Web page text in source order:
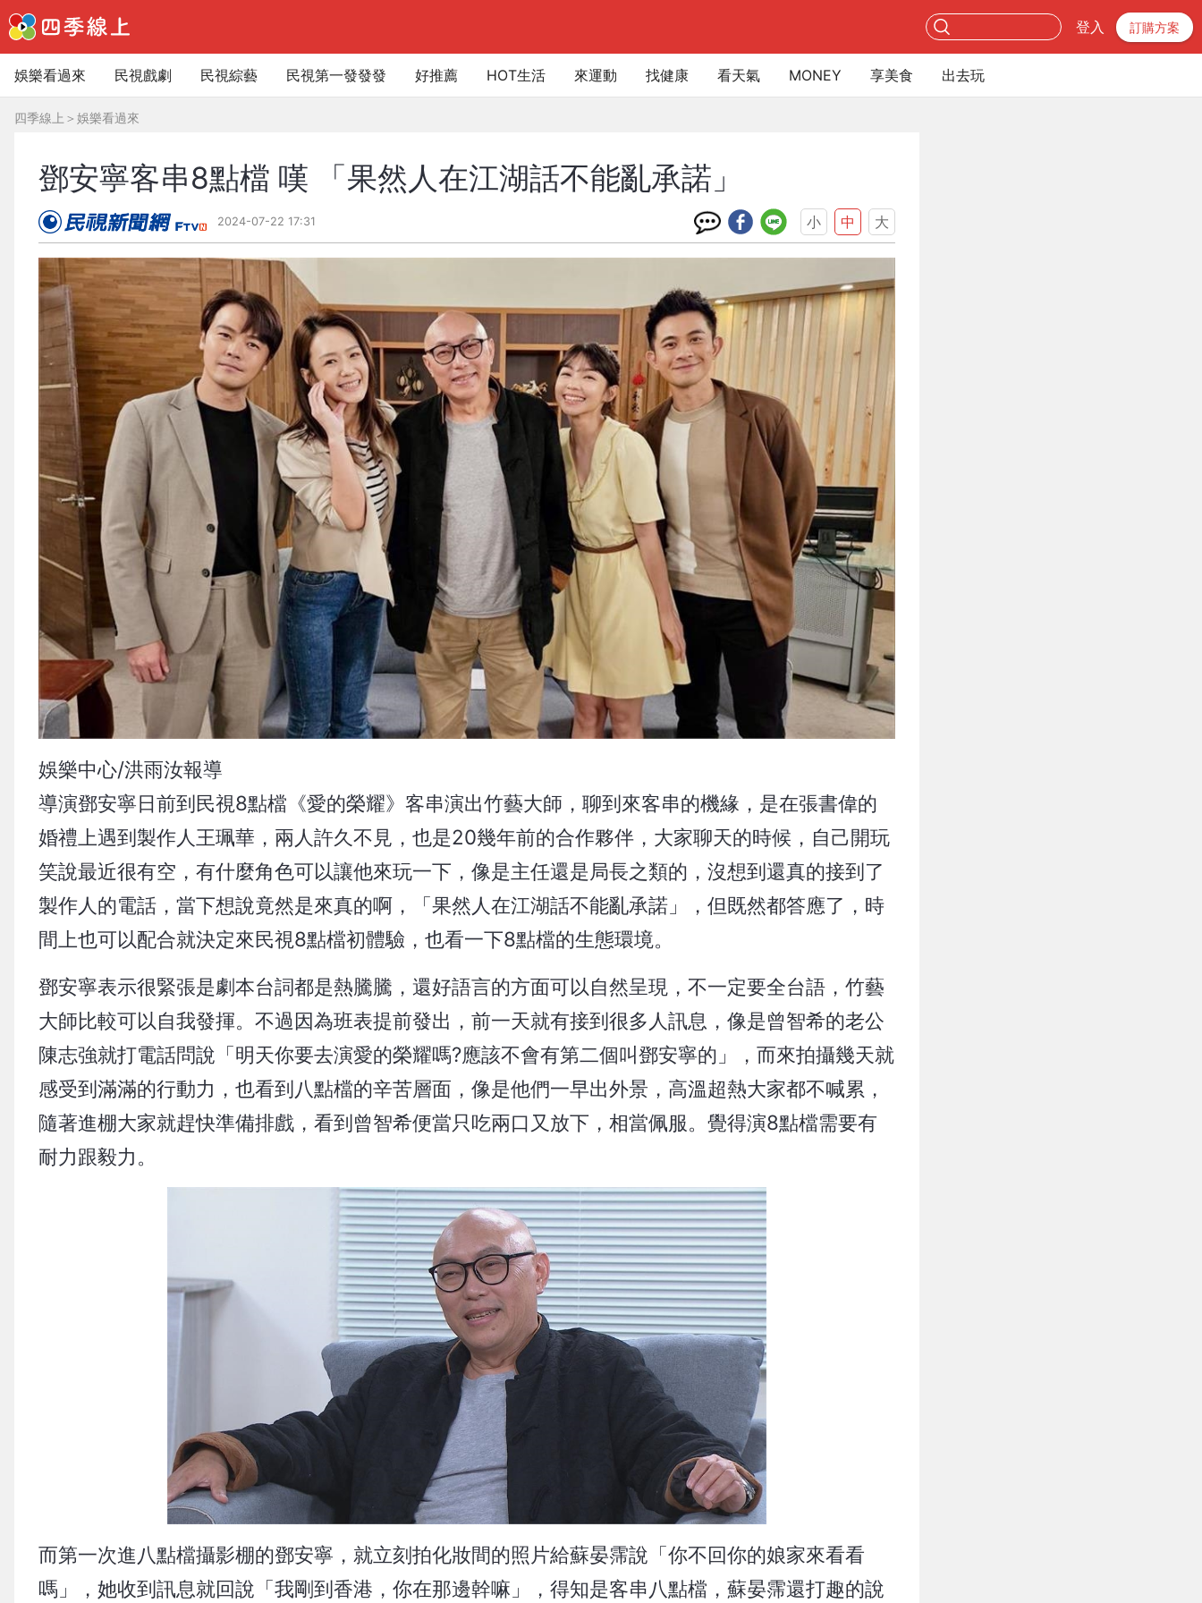
登入 訂購方案
娛樂看過來 民視戲劇 民視綜藝 民視第一發發發 好推薦 HOT生活 來運動 找健康 看天氣 MONEY 享美食 出去玩
四季線上 ＞ 娛樂看過來
鄧安寧客串8點檔 嘆 「果然人在江湖話不能亂承諾」
2024-07-22 17:31 小 中 大
娛樂中心/洪雨汝報導
導演鄧安寧日前到民視8點檔《愛的榮耀》客串演出竹藝大師，聊到來客串的機緣，是在張書偉的
婚禮上遇到製作人王珮華，兩人許久不見，也是20幾年前的合作夥伴，大家聊天的時候，自己開玩
笑說最近很有空，有什麼角色可以讓他來玩一下，像是主任還是局長之類的，沒想到還真的接到了
製作人的電話，當下想說竟然是來真的啊，「果然人在江湖話不能亂承諾」，但既然都答應了，時
間上也可以配合就決定來民視8點檔初體驗，也看一下8點檔的生態環境。
鄧安寧表示很緊張是劇本台詞都是熱騰騰，還好語言的方面可以自然呈現，不一定要全台語，竹藝
大師比較可以自我發揮。不過因為班表提前發出，前一天就有接到很多人訊息，像是曾智希的老公
陳志強就打電話問說「明天你要去演愛的榮耀嗎?應該不會有第二個叫鄧安寧的」，而來拍攝幾天就
感受到滿滿的行動力，也看到八點檔的辛苦層面，像是他們一早出外景，高溫超熱大家都不喊累，
隨著進棚大家就趕快準備排戲，看到曾智希便當只吃兩口又放下，相當佩服。覺得演8點檔需要有
耐力跟毅力。
而第一次進八點檔攝影棚的鄧安寧，就立刻拍化妝間的照片給蘇晏霈說「你不回你的娘家來看看
嗎」，她收到訊息就回說「我剛到香港，你在那邊幹嘛」，得知是客串八點檔，蘇晏霈還打趣的說